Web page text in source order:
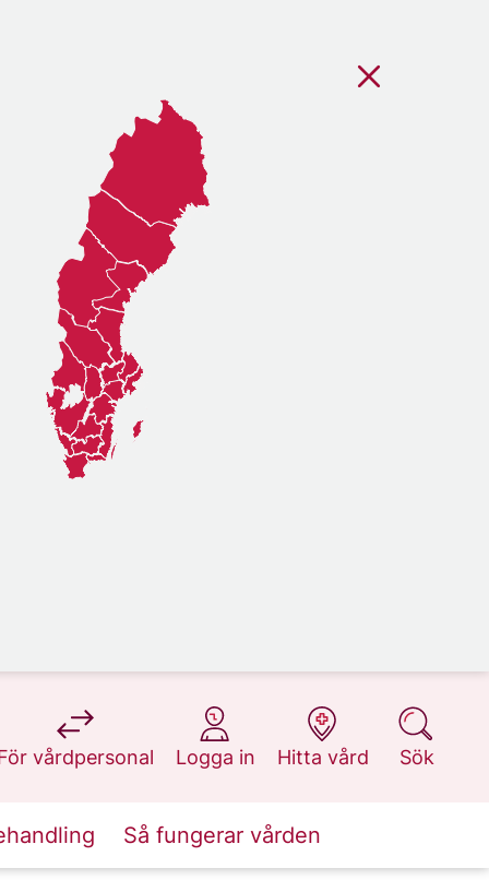
vårdpersonal
på 1177.se
Logga in
på 1177.se
Hitta vård
på 1177.se
Sök
på 1177.se
Så fungerar vården